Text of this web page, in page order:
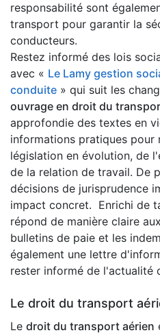
responsabilité sont
transport pour garantir la
conducteurs.
Restez informé des lois
avec « Le Lamy gestion
conduite » qui suit les
ouvrage en droit du
approfondie des textes en
informations pratiques pour
législation en évolution, de
de la relation de travail. De
décisions de jurisprudence
impact concret. Enrichi de
répond de manière claire
bulletins de paie et les
également une lettre
rester informé de l'actualité
Le droit du transport
Le droit du transport aérien